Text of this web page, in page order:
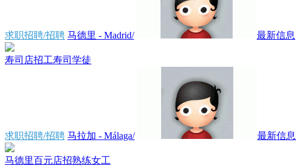
求职招聘/招聘 马德里 - Madrid/ 最新信息
寿司店招工寿司学徒
求职招聘/招聘 马拉加 - Málaga/ 最新信息
马德里百元店招熟练女工